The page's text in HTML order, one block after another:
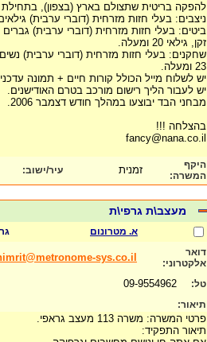
להפקה בריטית שתצולם בארץ (בצפון), בתחילת 2007 דרושים
ניצבים: בעלי חזות מזרחית (דוברי ערבית) גילאים 14 עד
ביטים: בעלי חזות מזרחית (דוברי ערבית)
זקן, גילאי 20 ומעלה.
שחקנים: בעלי חזות מזרחית (דוברי ערבית) נשים
23 ומעלה.
יש לשלוח מייל הכולל קורות חיים + תמונה
יש לעבור הליך רישום מורכב בטרם האודישנים.
מבחני הבד יבוצעו במהלך חודש דצמבר 2006.
בהצלחה !!!
fancy@nana.co.il
היקף
המשרה:
זמנית עיר/ישוב:
מעצב\ת גרפי\ת
א. מטרונום
דואר
אלקטרוני:
sys.co.il
טל:
תיאור:
פרטי המשרה: משרה 113 מעצב גראפי.
תיאור התפקיד: